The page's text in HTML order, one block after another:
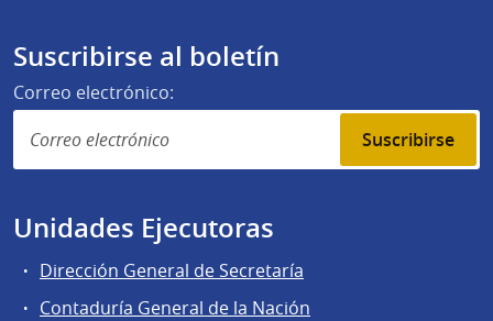
Suscribirse al boletín
Correo electrónico:
Suscribirse
Unidades Ejecutoras
Dirección General de Secretaría
Contaduría General de la Nación